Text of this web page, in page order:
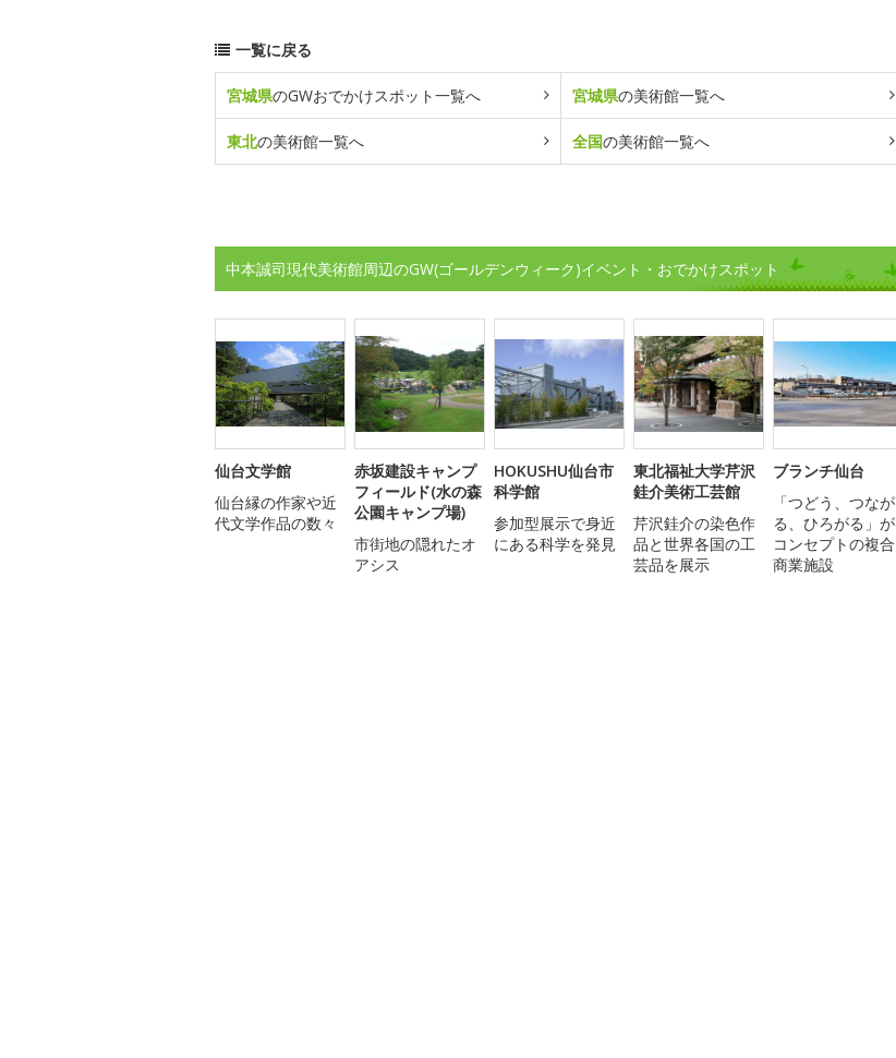
一覧に戻る
宮城県のGWおでかけスポット一覧へ 宮城県の美術館一覧へ
東北の美術館一覧へ 全国の美術館一覧へ
中本誠司現代美術館周辺のGW(ゴールデンウィーク)イベント・おでかけスポット
仙台文学館
仙台縁の作家や近
代文学作品の数々
赤坂建設キャンプ
フィールド(水の森
公園キャンプ場)
市街地の隠れたオ
アシス
HOKUSHU仙台市
科学館
参加型展示で身近
にある科学を発見
東北福祉大学芹沢
銈介美術工芸館
芹沢銈介の染色作
品と世界各国の工
芸品を展示
ブランチ仙台
「つどう、つなが
る、ひろがる」が
コンセプトの複合
商業施設